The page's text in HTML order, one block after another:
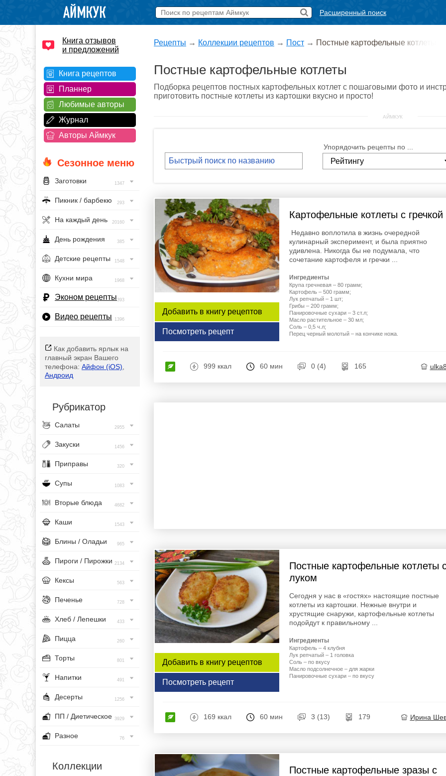
Расширенный поиск
Книга отзывов
и предложений
Книга рецептов
Планнер
Любимые авторы
Журнал
Авторы Аймкук
Сезонное меню
Заготовки 1347
Пикник / барбекю 293
На каждый день 20160
День рождения 385
Детские рецепты 1548
Кухни мира 1968
Эконом рецепты393
Видео рецепты 1396
Как добавить ярлык на
главный экран Вашего
телефона: Айфон (iOS)
Андроид
Рубрикатор
Салаты 2955
Закуски 1456
Приправы 320
Супы 1083
Вторые блюда 4682
Каши 1543
Блины / Оладьи 965
Пироги / Пирожки 2134
Кексы 563
Печенье 728
Хлеб / Лепешки 433
Пицца 260
Торты 801
Напитки 491
Десерты 1256
ПП / Диетическое 3929
Разное 76
Коллекции
Рецепты → Коллекции рецептов → Пост → Постные картофельные котлеты
Постные картофельные котлеты
Подборка рецептов постных картофельных котлет с пошаговыми фото и
приготовить постные котлеты из картошки вкусно и просто!
АЙМКУК
Упорядочить рецепты по ...
Добавить в книгу рецептов
Посмотреть рецепт
Картофельные котлеты с гречкой
Недавно воплотила в жизнь очередной
кулинарный эксперимент, и была приятно
удивлена. Никогда бы не подумала, что
сочетание картофеля и гречки ...
Ингредиенты
Крупа гречневая – 80 грамм;
Картофель – 500 грамм;
Лук репчатый – 1 шт;
Грибы – 200 грамм;
Панировочные сухари – 3 ст.л;
Масло растительное – 30 мл;
Соль – 0,5 ч.л;
Перец черный молотый – на кончике ножа.
999 ккал 60 мин 0 (4) 165
Добавить в книгу рецептов
Посмотреть рецепт
Постные картофельные котлеты
луком
Сегодня у нас в «гостях» настоящие постные
котлеты из картошки. Нежные внутри и
хрустящие снаружи, картофельные котлеты
подойдут к правильному ...
Ингредиенты
Картофель – 4 клубня
Лук репчатый – 1 головка
Соль – по вкусу
Масло подсолнечное – для жарки
Панировочные сухари – по вкусу
169 ккал 60 мин 3 (13) 179 Ирина
Постные картофельные зразы с